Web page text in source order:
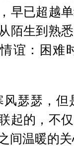
早已超越
陌生到熟
谊：困难
风瑟瑟，但
起的，不
间温暖的